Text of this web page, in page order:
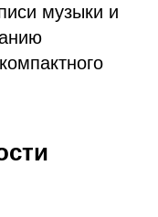
музыки и